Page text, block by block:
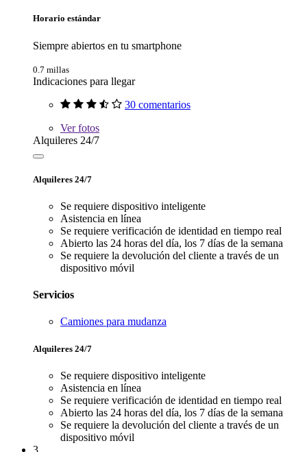
Horario estándar
Siempre abiertos en tu smartphone
0.7 millas
Indicaciones para llegar
30 comentarios
Verfotos
Alquileres 24/7
Alquileres 24/7
Se requiere dispositivo inteligente
Asistencia en línea
Se requiere verificación de identidad en tiempo real
Abierto las 24 horas del día, los 7 días de la semana
Se requiere la devolución del cliente a través de un
dispositivo móvil
Servicios
Camiones para mudanza
Alquileres 24/7
Se requiere dispositivo inteligente
Asistencia en línea
Se requiere verificación de identidad en tiempo real
Abierto las 24 horas del día, los 7 días de la semana
Se requiere la devolución del cliente a través de un
dispositivo móvil
3